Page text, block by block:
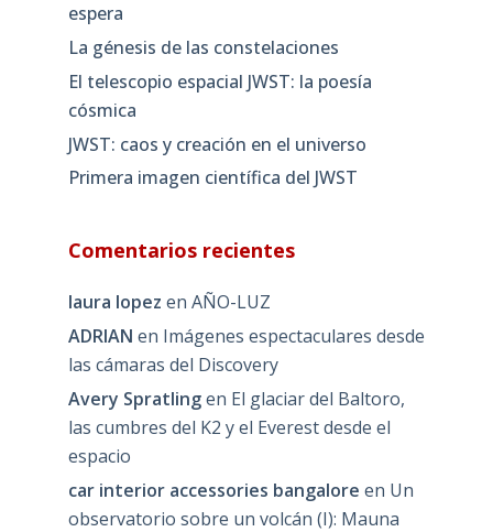
espera
La génesis de las constelaciones
El telescopio espacial JWST: la poesía
cósmica
JWST: caos y creación en el universo
Primera imagen científica del JWST
Comentarios recientes
laura lopez en AÑO-LUZ
ADRIAN en Imágenes espectaculares desde
las cámaras del Discovery
Avery Spratlingen El glaciar del Baltoro,
las cumbres del K2 y el Everest desde el
espacio
car interior accessories bangalore en Un
observatorio sobre un volcán (I): Mauna